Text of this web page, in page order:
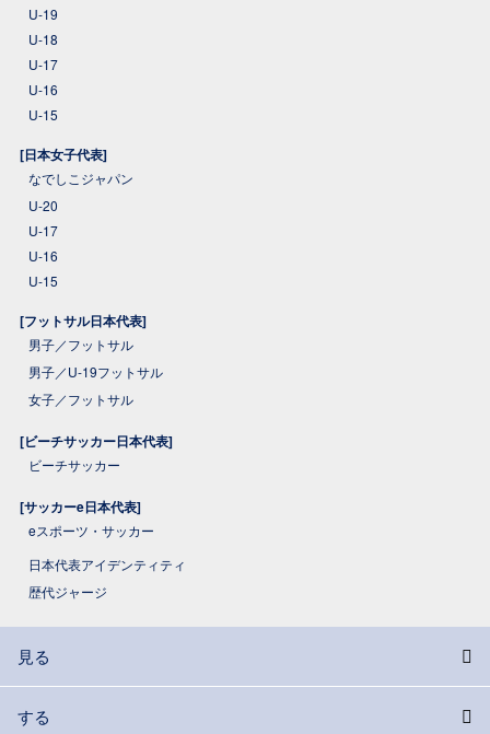
U-19
U-18
U-17
U-16
U-15
[日本女子代表]
なでしこジャパン
U-20
U-17
U-16
U-15
[フットサル日本代表]
男子／フットサル
男子／U-19フットサル
女子／フットサル
[ビーチサッカー日本代表]
ビーチサッカー
[サッカーe日本代表]
eスポーツ・サッカー
日本代表アイデンティティ
歴代ジャージ
見る
する